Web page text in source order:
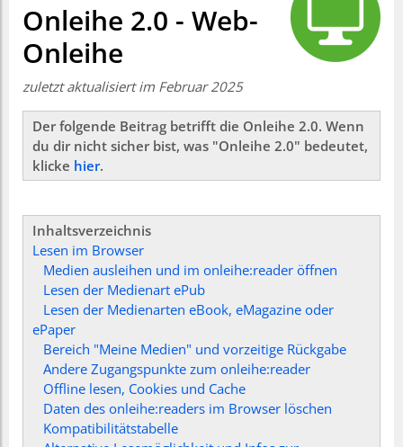
Onleihe 2.0 - Web-
Onleihe
zuletzt aktualisiert im Februar 2025
Der folgende Beitrag betrifft die Onleihe 2.0. Wenn
du dir nicht sicher bist, was "Onleihe 2.0" bedeutet,
klicke hier.
Inhaltsverzeichnis
Lesen im Browser
Medien ausleihen und im onleihe:reader öffnen
Lesen der Medienart ePub
Lesen der Medienarten eBook, eMagazine oder
ePaper
Bereich "Meine Medien" und vorzeitige Rückgabe
Andere Zugangspunkte zum onleihe:reader
Offline lesen, Cookies und Cache
Daten des onleihe:readers im Browser löschen
Kompatibilitätstabelle